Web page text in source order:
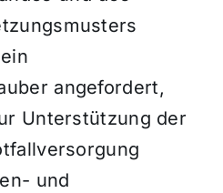
angefordert,
Unterstützung der
und